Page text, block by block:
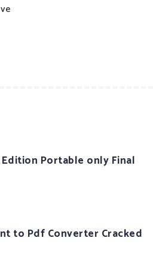
Portable only Final
to Pdf Converter Cracked